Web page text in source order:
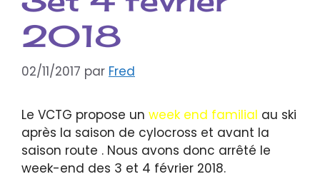
2018
02/11/2017 par Fred
Le VCTG propose un week end familial au ski
après la saison de cylocross et avant la
saison route . Nous avons donc arrêté le
week-end des 3 et 4 février 2018.